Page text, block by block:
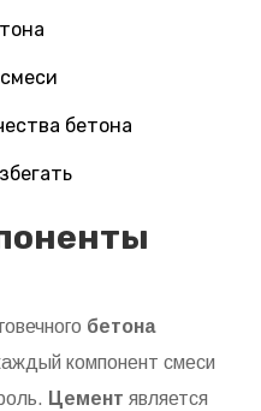
бетона
бетона
компонент смеси
Цемент является